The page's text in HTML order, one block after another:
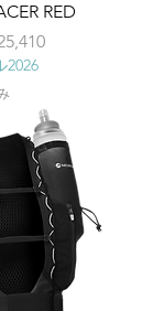
RED
ル価格
2026